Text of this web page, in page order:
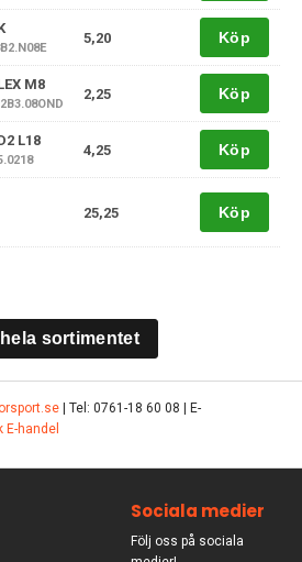
5,20 Köp
M8
2,25 Köp
L18
4,25 Köp
25,25 Köp
sortimentet
| Tel: 0761-18 60 08 | E-
E-handel
Sociala medier
Följ oss på sociala